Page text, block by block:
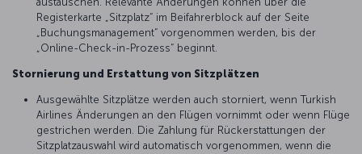
Registerkarte „Sitzplatz“ im Beifahrerblock auf der Seite
„Buchungsmanagement“ vorgenommen werden, bis der
„Online-Check-in-Prozess“ beginnt.
Stornierung und Erstattung von Sitzplätzen
Ausgewählte Sitzplätze werden auch storniert, wenn Turkish
Airlines Änderungen an den Flügen vornimmt oder wenn Flüge
gestrichen werden. Die Zahlung für Rückerstattungen der
Sitzplatzauswahl wird automatisch vorgenommen, wenn die